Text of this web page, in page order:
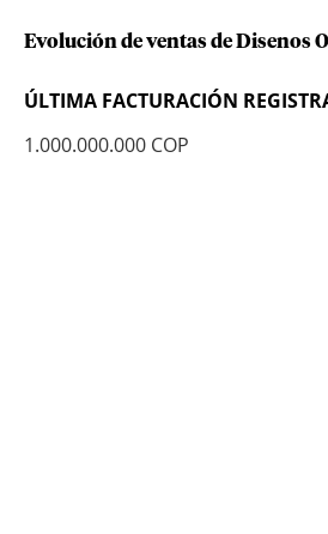
Evolución de ventas de Disenos
ÚLTIMA FACTURACIÓN
1.000.000.000 COP